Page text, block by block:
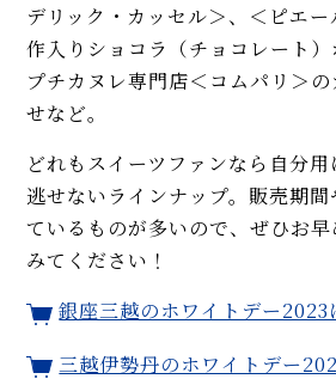
デリック・カッセル＞、＜ピエ
作入りショコラ（チョコレート
プチカヌレ専門店＜コムパリ＞
せなど。
どれもスイーツファンなら自分
逃せないラインナップ。販売期
ているものが多いので、ぜひお
みてください！
銀座三越のホワイトデー2023
三越伊勢丹のホワイトデー